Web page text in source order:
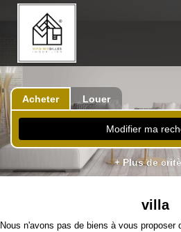
Acheter Louer
Modifier ma
+ Plus de
villa
Nous n'avons pas de biens à vous proposer